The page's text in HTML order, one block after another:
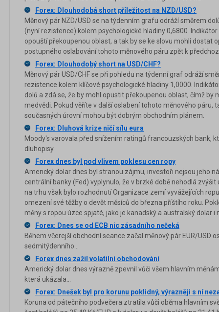
Forex: Dlouhodobá short příležitost na NZD/USD?
Měnový pár NZD/USD se na týdenním grafu odráží směrem
(nyní rezistence) kolem psychologické hladiny 0,6800.
opouští překoupenou oblast, a tak by se ke slovu mohli dostat
postupného oslabování tohoto měnového páru zpět k
Forex: Dlouhodobý short na USD/CHF?
Měnový pár USD/CHF se při pohledu na týdenní graf odráží
rezistence kolem klíčové psychologické hladiny 1,0000.
dolů a zdá se, že by mohl opustit překoupenou oblast, čímž by
medvědi. Pokud věříte v další oslabení tohoto měnového páru,
současných úrovní mohou být dobrým obchodním plánem.
Forex: Dluhová krize ničí sílu eura
Moody's varovala před snížením ratingů francouzských bank,
dluhopisy.
Forex dnes byl pod vlivem poklesu cen ropy
Americký dolar dnes byl stranou zájmu, investoři nejsou jeho
centrální banky (Fed) vyplynulo, že v brzké době nehodlá
na trhu však bylo rozhodnutí Organizace zemí vyvážejících
omezení své těžby o devět měsíců do března příštího roku.
měny s ropou úzce spjaté, jako je kanadský a australský dolar i
Forex: Dnes se od ECB nic zásadního nečeká
Během včerejší obchodní seance začal měnový pár EUR/USD
sedmitýdenního...
Forex dnes zažil volatilní obchodování
Americký dolar dnes výrazně zpevnil vůči všem hlavním
která ukázala...
Forex: Dnešek byl pro korunu poklidný, výrazněji s ní
Koruna od pátečního podvečera ztratila vůči oběma hlavním